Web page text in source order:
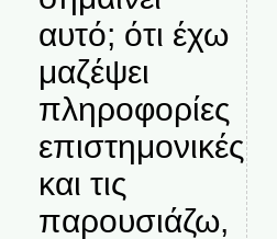
αυτό; ότι έχω
μαζέψει
πληροφορίες
επιστημονικές
και τις
παρουσιάζω,